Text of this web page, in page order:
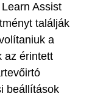
Assist
találják
a
az érintett
beállítások